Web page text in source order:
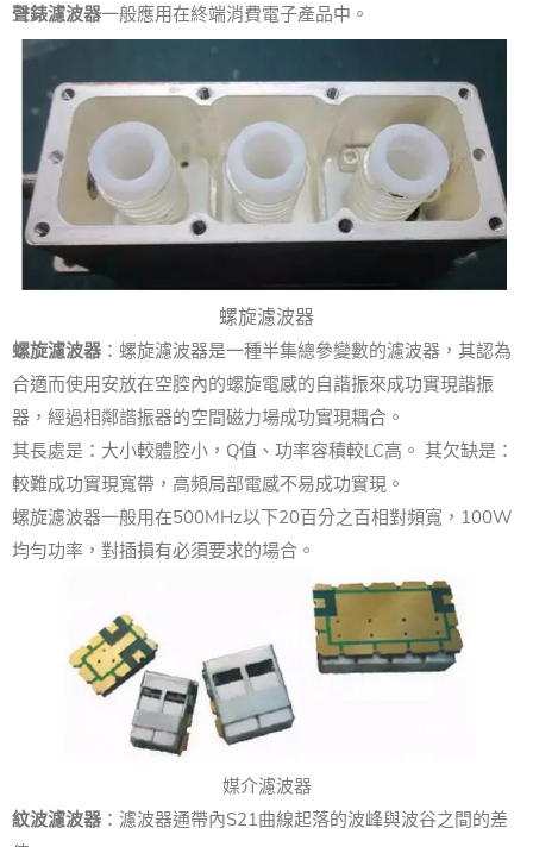
聲錶濾波器一般應用在終端消費電子產品中。
螺旋濾波器
螺旋濾波器 ：螺旋濾波器是一種半集總參變數的濾波器，其認為
合適而使用安放在空腔內的螺旋電感的自諧振來成功實現諧振
器，經過相鄰諧振器的空間磁力場成功實現耦合。
其長處是：大小較體腔小，Q值、功率容積較LC高。 其欠缺是：
較難成功實現寬帶，高頻局部電感不易成功實現。
螺旋濾波器一般用在500MHz以下20百分之百相對頻寬，100W
均勻功率，對插損有必須要求的場合。
媒介濾波器
紋波濾波器 ：濾波器通帶內S21曲線起落的波峰與波谷之間的差